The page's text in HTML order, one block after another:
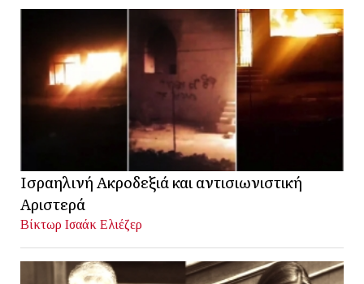
Ισραηλινή Ακροδεξιά και αντισιωνιστική
Αριστερά
Βίκτωρ Ισαάκ Ελιέζερ